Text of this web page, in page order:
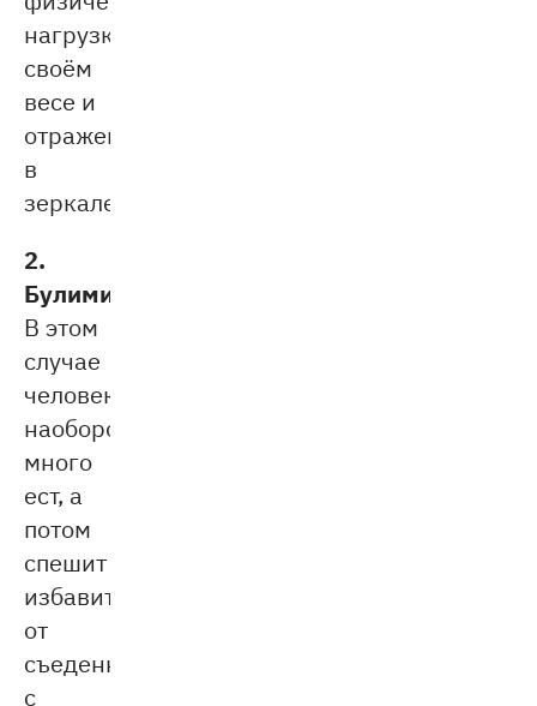
нагрузках,
своём
весе и
отражении
в
зеркале.
2.
Булимия.
В этом
случае
человек,
наоборот,
много
ест, а
потом
спешит
избавиться
от
съеденного
с